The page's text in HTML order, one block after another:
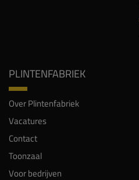
Vacatures
Contact